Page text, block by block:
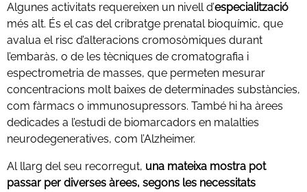
Algunes activitats requereixen un nivell d’especialització
més alt. És el cas del cribratge prenatal bioquímic, que
avalua el risc d’alteracions cromosòmiques durant
l’embaràs, o de les tècniques de cromatografia i
espectrometria de masses, que permeten mesurar
concentracions molt baixes de determinades substàncies,
com fàrmacs o immunosupressors. També hi ha àrees
dedicades a l’estudi de biomarcadors en malalties
neurodegeneratives, com l’Alzheimer.
Al llarg del seu recorregut, una mateixa mostra pot
passar per diverses àrees, segons les necessitats